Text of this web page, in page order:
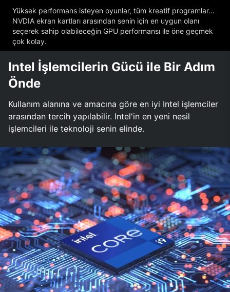
Yüksek performans isteyen oyunlar, tüm kreatif programlar...
NVDIA ekran kartları arasından senin için en uygun olanı
seçerek sahip olabileceğin GPU performansı ile öne geçmek
çok kolay.
Intel İşlemcilerin Gücü ile Bir Adım
Önde
Kullanım alanına ve amacına göre en iyi Intel işlemciler
arasından tercih yapılabilir. Intel'in en yeni nesil
işlemcileri ile teknoloji senin elinde.